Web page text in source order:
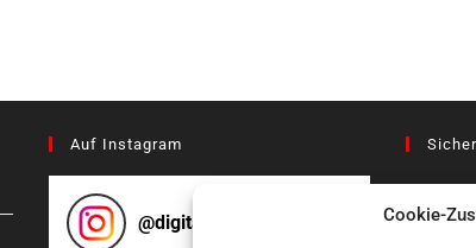
Cookie-
Auf Instagram
@digitalcameragraz